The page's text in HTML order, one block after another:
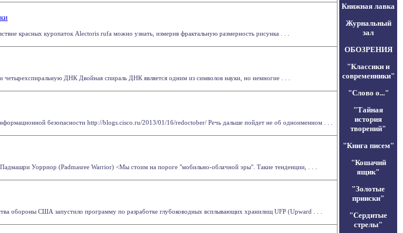
красных куропаток Alectoris rufa можно узнать, измерив фрактальную размерность рисунка . . .
ДНК Двойная спираль ДНК является одним из символов науки, но немногие . . .
безопасности http://blogs.cisco.ru/2013/01/16/redoctober/ Речь дальше пойдет не об одноименном . . .
Падмашри Уорриор (Padmasree Warrior) <Мы стоим на пороге "мобильно-облачной эры". Такие тенденции, . . .
обороны США запустило программу по разработке глубоководных всплывающих хранилищ UFP (Upward . . .
Книжная лавка
Журнальный
зал
ОБОЗРЕНИЯ
"Классики и
современники"
"Слово о..."
"Тайная
история
творений"
"Книга писем"
"Кошачий
ящик"
"Золотые
прииски"
"Сердитые
стрелы"